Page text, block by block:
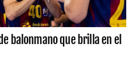
balonmano que brilla en el